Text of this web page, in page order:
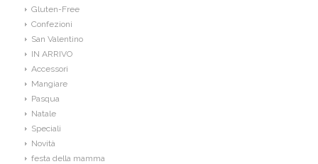
Gluten-Free
Confezioni
San Valentino
IN ARRIVO
Accessori
Mangiare
Pasqua
Natale
Speciali
Novità
festa della mamma